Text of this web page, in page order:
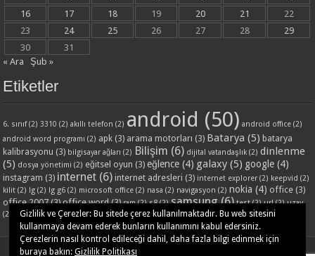
Gizlilik ve Çerezler: Bu sitede çerez kullanılmaktadır. Bu web sitesini
kullanmaya devam ederek bunların kullanımını kabul edersiniz.
Çerezlerin nasıl kontrol edileceği dahil, daha fazla bilgi edinmek için
buraya bakın: Gizlilik Politikası
16
17 18 19 20 21
22
23
24 25 26 27 28
29
30
31
« Ara
Şub »
Etiketler
6. sınıf(2) 3310 (2) akıllı telefon (2) android (50) android office (2)
android word programı (2) apk (3) arama motorları (3) Batarya (5) batarya
kalibrasyonu (3) bilgisayar ağları (2) Bilişim (6) dijital vatandaşlık (2) dinlenme
(5) dosya yönetimi (2) eğitsel oyun (3) eğlence (4) galaxy (5) google (4)
instagram (3) internet (6) internet adresleri (3) internet explorer (2) keepvid (2)
kilit (2) lg (2) lg g6 (2) microsoft office (2) nasa (2) navigasyon (2) nokia (4) office (3)
office 2007(3) office word(3) ram(2) s8(2) samsung(6) test(2) url(2) uzay
(2)
video (2) word ders notları(3) www(2) yandex(3) yazilim(2)